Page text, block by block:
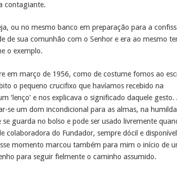
contagiante.
ou no mesmo banco em preparação para a
de sua comunhão com o Senhor e era ao mesmo
o exemplo.
em março de 1956, como de costume fomos ao
o pequeno crucifixo que havíamos recebido na
‘lenço’ e nos explicava o significado daquele gesto.
se um dom incondicional para as almas, na
guarda no bolso e pode ser usado livremente
colaboradora do Fundador, sempre dócil e
momento marcou também para mim o início de
para seguir fielmente o caminho assumido.